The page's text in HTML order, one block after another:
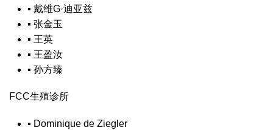
▪ 戴维G·迪亚兹
▪ 张金玉
▪ 王英
▪ 王盈汝
▪ 孙方臻
FCC生殖诊所
▪ Dominique de Ziegler